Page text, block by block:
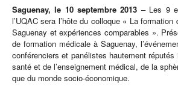
Saguenay, le 10 septembre 2013 – Les 9
l’UQAC sera l’hôte du colloque « La
Saguenay et expériences comparables ».
de formation médicale à Saguenay,
conférenciers et panélistes hautement
santé et de l’enseignement médical, de la
que du monde socio-économique.